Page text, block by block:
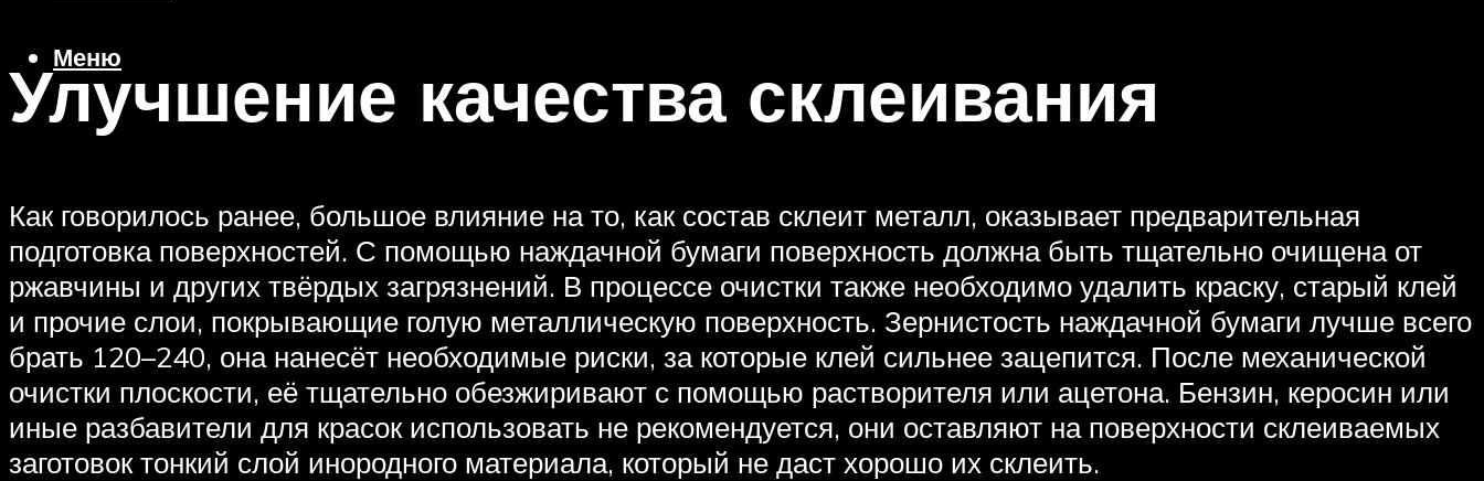
Меню
Улучшение качества склеивания
Как говорилось ранее, большое влияние на то, как состав склеит металл, оказывает предварительная
подготовка поверхностей. С помощью наждачной бумаги поверхность должна быть тщательно очищена от
ржавчины и других твёрдых загрязнений. В процессе очистки также необходимо удалить краску, старый клей
и прочие слои, покрывающие голую металлическую поверхность. Зернистость наждачной бумаги лучше всего
брать 120–240, она нанесёт необходимые риски, за которые клей сильнее зацепится. После механической
очистки плоскости, её тщательно обезжиривают с помощью растворителя или ацетона. Бензин, керосин или
иные разбавители для красок использовать не рекомендуется, они оставляют на поверхности склеиваемых
заготовок тонкий слой инородного материала, который не даст хорошо их склеить.